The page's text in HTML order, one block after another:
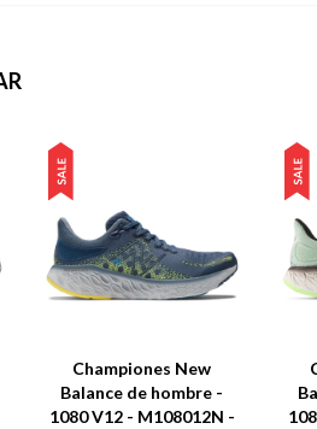
Championes New
Balance de hombre -
1080 V12 - M108012N -